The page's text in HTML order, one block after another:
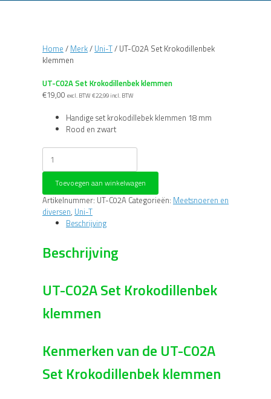
Home / Merk/ Uni-T/ UT-C02A Set Krokodillenbek
klemmen
UT-C02A Set Krokodillenbek klemmen
€19,00 excl. BTW €22,99 incl. BTW
Handige set krokodillebek klemmen 18 mm
Rood en zwart
UT-
C02A
Set
Krokodillenbek
klemmen
aantal
Toevoegen aan winkelwagen
Artikelnummer: UT-C02A Categorieën: Meetsnoeren en
diversen, Uni-T
Beschrijving
Beschrijving
UT-C02A Set Krokodillenbek
klemmen
Kenmerken van de UT-C02A
Set Krokodillenbek klemmen